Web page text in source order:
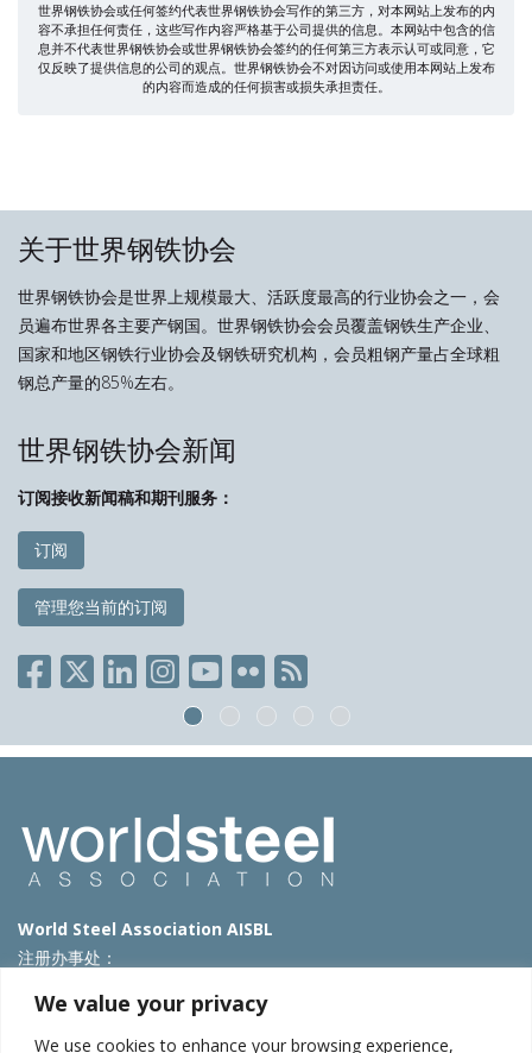
We value your privacy
We use cookies to enhance your browsing experience,
世界钢铁协会或任何签约代表世界钢铁协会写作的第三方，对本网站上发布的内
容不承担任何责任，这些写作内容严格基于公司提供的信息。本网站中包含的信
息并不代表世界钢铁协会或世界钢铁协会签约的任何第三方表示认可或同意，它
仅反映了提供信息的公司的观点。世界钢铁协会不对因访问或使用本网站上发布
的内容而造成的任何损害或损失承担责任。
关于世界钢铁协会
世界钢铁协会是世界上规模最大、活跃度最高的行业协会之一，会
员遍布世界各主要产钢国。世界钢铁协会会员覆盖钢铁生产企业、
国家和地区钢铁行业协会及钢铁研究机构，会员粗钢产量占全球粗
钢总产量的85%左右。
世界钢铁协会新闻
订阅接收新闻稿和期刊服务：
订阅
管理您当前的订阅
World Steel Association AISBL
注册办事处：
T: +32 2 702 89 00 – E:steel@worldsteel.org